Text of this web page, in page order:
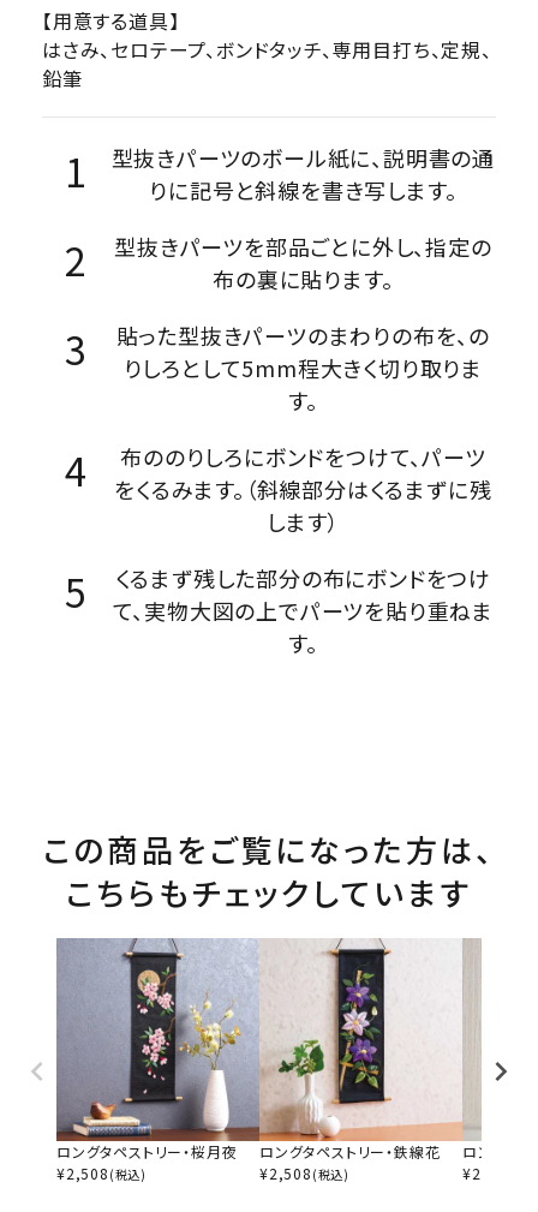
【用意する道具】
はさみ、セロテープ、ボンドタッチ、専用目打ち、定規、
鉛筆
型抜きパーツのボール紙に、説明書の通
りに記号と斜線を書き写します。
型抜きパーツを部品ごとに外し、指定の
布の裏に貼ります。
貼った型抜きパーツのまわりの布を、の
りしろとして5mm程大きく切り取りま
す。
布ののりしろにボンドをつけて、パーツ
をくるみます。（斜線部分はくるまずに残
します）
くるまず残した部分の布にボンドをつけ
て、実物大図の上でパーツを貼り重ねま
す。
この商品をご覧になった方は、
こちらもチェックしています
ロングタペストリー・桜月夜
¥2,508 (税込)
ロングタペストリー・鉄線花
¥2,508 (税込)
ロングタペ
¥2,640